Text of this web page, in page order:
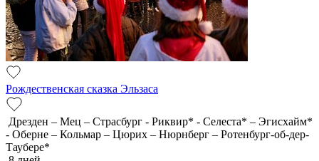
Рождественская сказка Эльзаса
Дрезден – Мец – Страсбург - Риквир* - Селеста* – Эгисхайм*
- Оберне – Кольмар – Цюрих – Нюрнберг – Ротенбург-об-дер-
Таубере*